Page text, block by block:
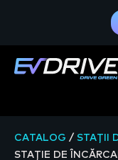
CATALOG / STAȚII
STAȚIE DE